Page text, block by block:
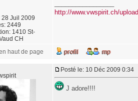
28 Juil 2009
2449
1410 St-
CH
http://www.vwspirit.ch/
haut de page
Posté le: 10 Déc 2009 0:34
J adore!!!!